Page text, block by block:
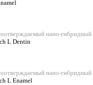
нано-гибридный
L Dentin
нано-гибридный
L Enamel